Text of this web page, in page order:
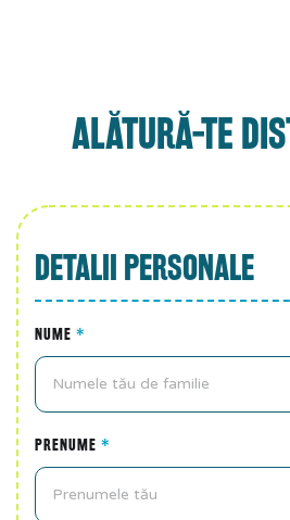
ALĂTURĂ-TE
DETALII PERSONALE
NUME *
PRENUME *